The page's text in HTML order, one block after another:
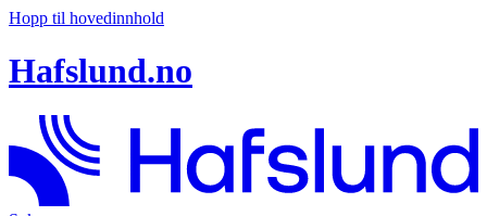
Hopp til hovedinnhold
Hafslund.no